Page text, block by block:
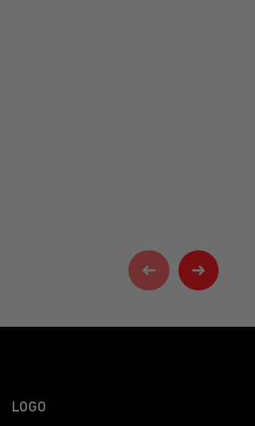
LOGO